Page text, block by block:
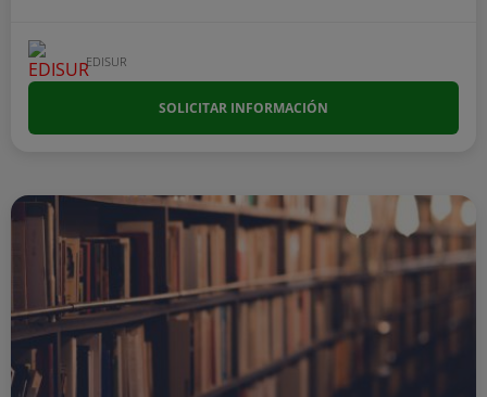
EDISUR
SOLICITAR INFORMACIÓN